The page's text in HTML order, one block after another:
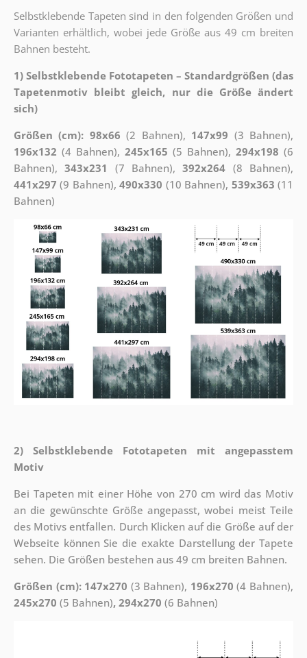
Selbstklebende Tapeten sind in den folgenden Größen und
Varianten erhältlich, wobei jede Größe aus 49 cm breiten
Bahnen besteht.
1) Selbstklebende Fototapeten – Standardgrößen (das
Tapetenmotiv bleibt gleich, nur die Größe ändert
sich)
Größen (cm): 98x66 (2 Bahnen), 147x99 (3 Bahnen),
196x132 (4 Bahnen), 245x165 (5 Bahnen),294x198 (6
Bahnen),343x231 (7 Bahnen),392x264 (8 Bahnen),
441x297 (9 Bahnen),490x330 (10 Bahnen), 539x363 (11
Bahnen)
2) Selbstklebende Fototapeten mit angepasstem
Motiv
Bei Tapeten mit einer Höhe von 270 cm wird das Motiv
an die gewünschte Größe angepasst, wobei meist Teile
des Motivs entfallen. Durch Klicken auf die Größe auf der
Webseite können Sie die exakte Darstellung der Tapete
sehen. Die Größen bestehen aus 49 cm breiten Bahnen.
Größen (cm): 147x270 (3 Bahnen), 196x270 (4 Bahnen),
245x270 (5 Bahnen), 294x270 (6 Bahnen)